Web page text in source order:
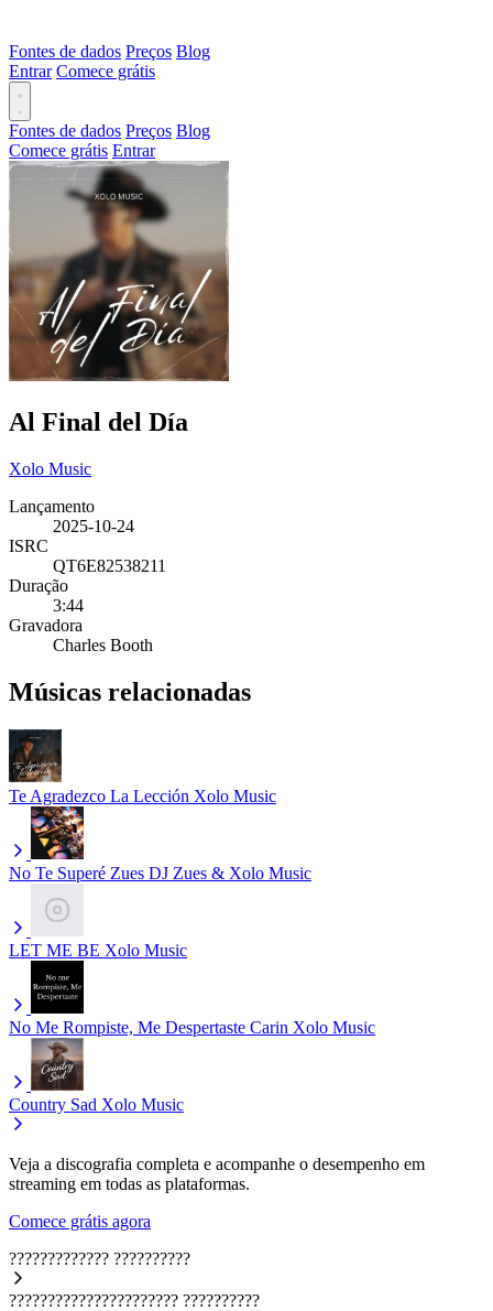
Fontes de dados Preços Blog
Entrar Comece grátis
Fontes de dados Preços Blog
Comece grátis Entrar
Al Final del Día
Xolo Music
Lançamento
2025-10-24
ISRC
QT6E82538211
Duração
3:44
Gravadora
Charles Booth
Músicas relacionadas
Te Agradezco La Lección Xolo Music
No Te Superé Zues DJ Zues & Xolo Music
LET ME BE Xolo Music
No Me Rompiste, Me Despertaste Carin Xolo Music
Country Sad Xolo Music
Veja a discografia completa e acompanhe o desempenho em
streaming em todas as plataformas.
Comece grátis agora
????????????? ??????????
?????????????????????? ??????????